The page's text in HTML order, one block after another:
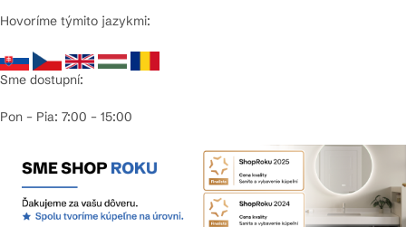
Hovoríme týmito jazykmi:
Sme dostupní:
Pon – Pia: 7:00 – 15:00